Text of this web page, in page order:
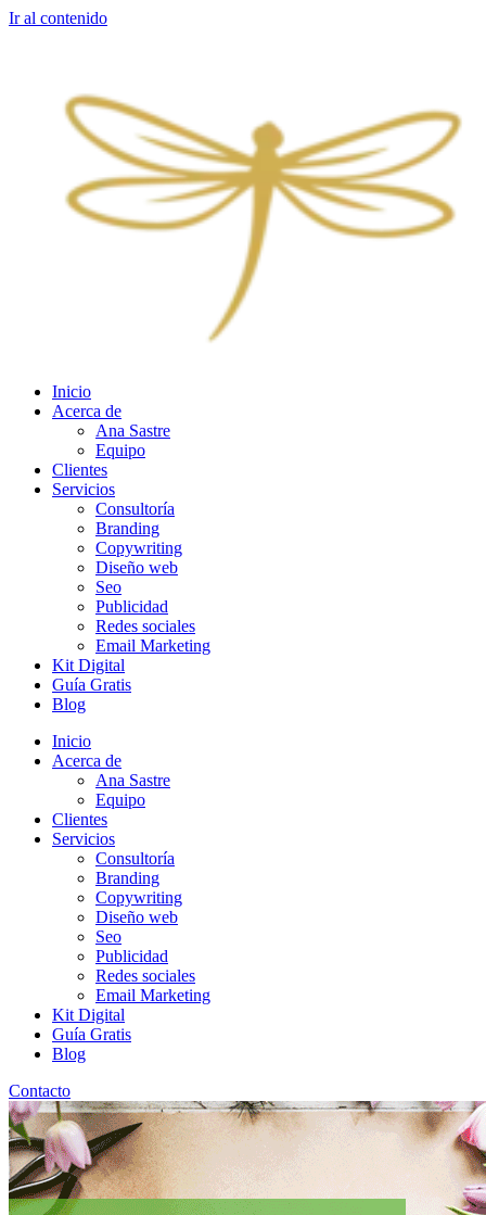
Ir al contenido
Inicio
Acerca de
Ana Sastre
Equipo
Clientes
Servicios
Consultoría
Branding
Copywriting
Diseño web
Seo
Publicidad
Redes sociales
Email Marketing
Kit Digital
Guía Gratis
Blog
Inicio
Acerca de
Ana Sastre
Equipo
Clientes
Servicios
Consultoría
Branding
Copywriting
Diseño web
Seo
Publicidad
Redes sociales
Email Marketing
Kit Digital
Guía Gratis
Blog
Contacto